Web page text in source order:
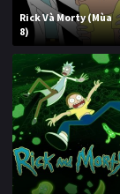
Rick Và Morty (Mùa
8)